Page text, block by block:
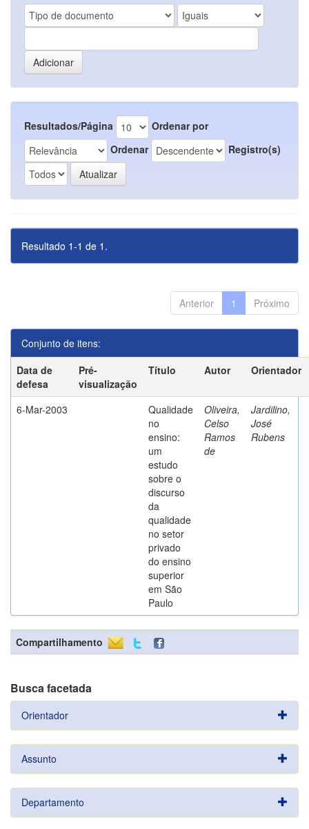
Resultados/Página
Ordenar por
Ordenar
Registro(s)
Resultado 1-1 de 1.
Anterior 1 Próximo
Conjunto de itens:
Data de
defesa
Pré-
visualização
Título Autor Orientador
6-Mar-2003
Qualidade
no
ensino:
um
estudo
sobre o
discurso
da
qualidade
no setor
privado
do ensino
superior
em São
Paulo
Oliveira,
Celso
Ramos
de
Jardilino,
José
Rubens
Compartilhamento
Busca facetada
Orientador
Assunto
Departamento